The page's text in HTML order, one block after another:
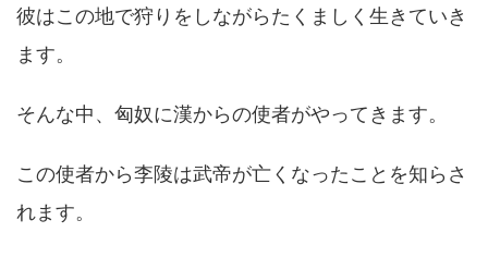
彼はこの地で狩りをしながらたくましく生きていき
ます。
そんな中、匈奴に漢からの使者がやってきます。
この使者から李陵は武帝が亡くなったことを知らさ
れます。